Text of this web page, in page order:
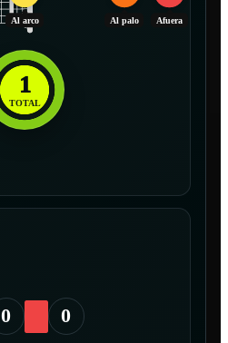
Al arco Al palo Afuera
1
TOTAL
0 0